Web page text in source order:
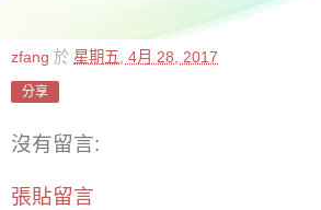
zfang 於 星期五, 4月 28, 2017
分享
沒有留言:
張貼留言